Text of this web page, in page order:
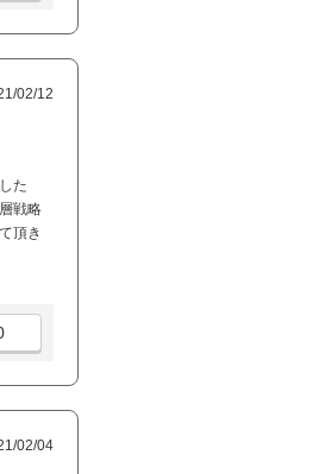
02/12
た
戦略
頂き
02/04